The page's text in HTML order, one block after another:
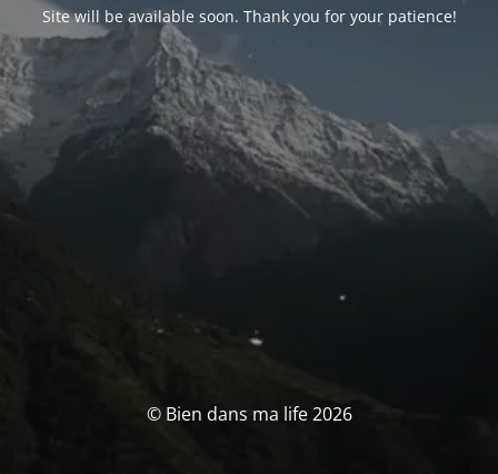
Site will be available soon. Thank you for your patience!
© Bien dans ma life 2026